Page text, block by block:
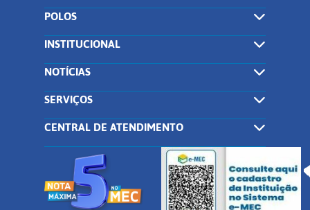
POLOS
INSTITUCIONAL
NOTÍCIAS
SERVIÇOS
CENTRAL DE ATENDIMENTO